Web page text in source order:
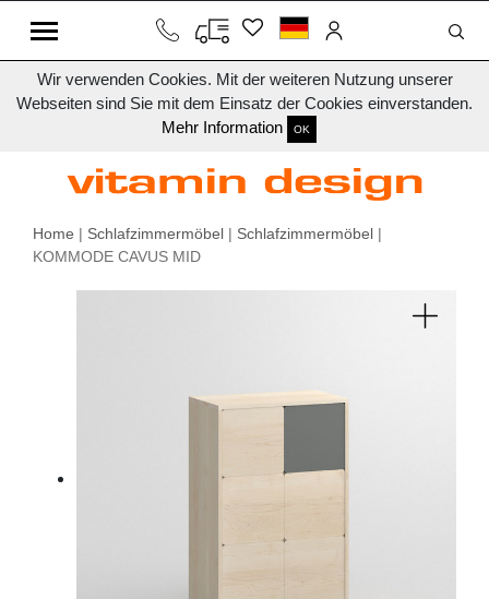
Wir verwenden Cookies. Mit der weiteren Nutzung unserer
Webseiten sind Sie mit dem Einsatz der Cookies einverstanden.
Mehr Information
OK
Home | Schlafzimmermöbel | Schlafzimmermöbel |
KOMMODE CAVUS MID